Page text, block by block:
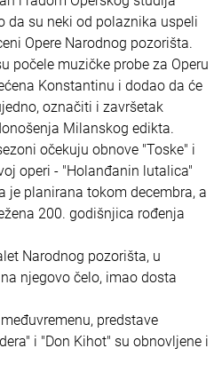
da su neki od polaznika uspeli
Opere Narodnog pozorišta.
počele muzičke probe za Operu
Konstantinu i dodao da će
označiti i završetak
Milanskog edikta.
očekuju obnove "Toske" i
operi - "Holanđanin lutalica"
je planirana tokom decembra, a
200. godišnjica rođenja
Narodnog pozorišta, u
njegovo čelo, imao dosta
predstave
i "Don Kihot" su obnovljene i